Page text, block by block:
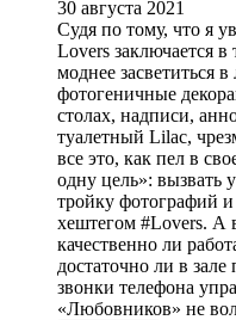
30 августа 2021
Судя по тому, что я
Lovers заключается
моднее засветиться
фотогеничные
столах, надписи,
туалетный Lilac,
все это, как пел в
одну цель»: вызвать
тройку фотографий
хештегом #Lovers. А
качественно ли
достаточно ли в
звонки телефона
«Любовников» не